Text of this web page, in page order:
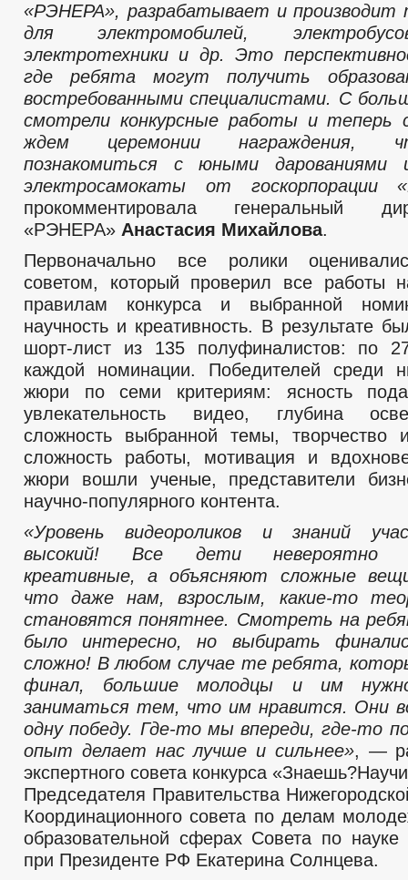
«РЭНЕРА», разрабатывает и производит
для электромобилей,
электротехники и др. Это
где ребята могут получить
востребованными специалистами. С
смотрели конкурсные работы и теперь
ждем церемонии награждения,
познакомиться с юными
электросамокаты от госкорпорации
прокомментировала генеральный
«РЭНЕРА» Анастасия Михайлова.
Первоначально все ролики
советом, который проверил все работы
правилам конкурса и выбранной
научность и креативность. В результате
шорт-лист из 135 полуфиналистов: по
каждой номинации. Победителей среди
жюри по семи критериям: ясность
увлекательность видео, глубина
сложность выбранной темы, творчество
сложность работы, мотивация и
жюри вошли ученые, представители
научно-популярного контента.
«Уровень видеороликов и знаний
высокий! Все дети невероятно
креативные, а объясняют сложные
что даже нам, взрослым, какие-то
становятся понятнее. Смотреть на
было интересно, но выбирать
сложно! В любом случае те ребята,
финал, большие молодцы и им
заниматься тем, что им нравится. Они
одну победу. Где-то мы впереди, где-то
опыт делает нас лучше и сильнее», —
экспертного совета конкурса
Председателя Правительства
Координационного совета по делам
образовательной сферах Совета по
при Президенте РФ Екатерина Солнцева.